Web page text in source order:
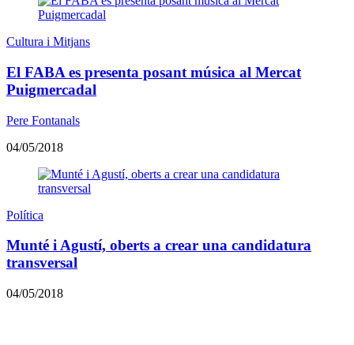
Cultura i Mitjans
El FABA es presenta posant música al Mercat
Puigmercadal
Pere Fontanals
04/05/2018
Política
Munté i Agustí, oberts a crear una candidatura
transversal
04/05/2018